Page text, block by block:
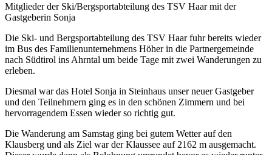
Mitglieder der Ski/Bergsportabteilung des TSV Haar mit der
Gastgeberin Sonja
Die Ski- und Bergsportabteilung des TSV Haar fuhr bereits wieder
im Bus des Familienunternehmens Höher in die Partnergemeinde
nach Südtirol ins Ahrntal um beide Tage mit zwei Wanderungen zu
erleben.
Diesmal war das Hotel Sonja in Steinhaus unser neuer Gastgeber
und den Teilnehmern ging es in den schönen Zimmern und bei
hervorragendem Essen wieder so richtig gut.
Die Wanderung am Samstag ging bei gutem Wetter auf den
Klausberg und als Ziel war der Klaussee auf 2162 m ausgemacht.